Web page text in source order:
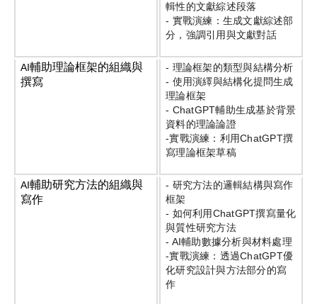
輯性的文獻綜述段落
- 實戰演練：生成文獻綜述部
分，強調引用與文獻對話
AI輔助理論框架的組織與
撰寫
- 理論框架的類型與結構分析
- 使用演繹與結構化提問生成
理論框架
- ChatGPT輔助生成基於背景
資料的理論論證
-實戰演練：利用ChatGPT撰
寫理論框架草稿
AI輔助研究方法的組織與
寫作
- 研究方法的邏輯結構與寫作
框架
- 如何利用ChatGPT撰寫量化
與質性研究方法
- AI輔助數據分析與材料處理
-實戰演練：透過ChatGPT優
化研究設計與方法部分的寫
作